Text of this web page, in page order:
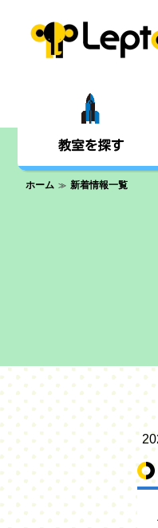
ホーム 新着情報一覧